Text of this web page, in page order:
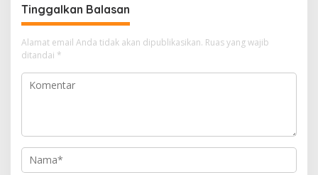
Tinggalkan Balasan
Alamat email Anda tidak akan dipublikasikan. Ruas yang wajib
ditandai *